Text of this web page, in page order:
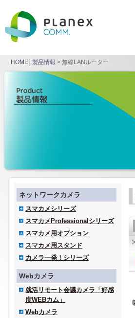
HOME 製品情報 > 無線LANルーター
ネットワークカメラ
スマカメシリーズ
スマカメProfessionalシリーズ
スマカメ用オプション
スマカメ用スタンド
カメラ一発！シリーズ
Webカメラ
就活リモート会議カメラ「好感
度WEBカム」
Webカメラ